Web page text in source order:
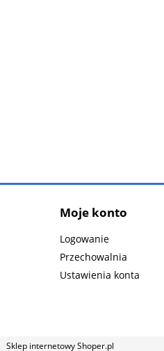
Moje konto
Logowanie
Przechowalnia
Ustawienia konta
Sklep internetowy Shoper.pl